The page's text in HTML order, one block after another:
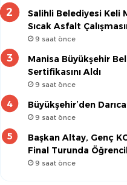
Salihli Belediyesi Keli
Sıcak Asfalt
9 saat önce
Manisa Büyükşehir
Sertifikasını Aldı
9 saat önce
Büyükşehir’den
9 saat önce
Başkan Altay, Genç
Final Turunda
9 saat önce